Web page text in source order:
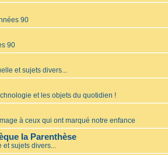
90
90
et sujets divers...
et les objets du quotidien !
à ceux qui ont marqué notre enfance
la Parenthèse
et sujets divers...